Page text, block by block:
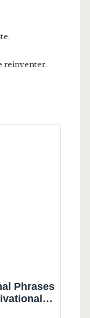
reinventer.
Phrases